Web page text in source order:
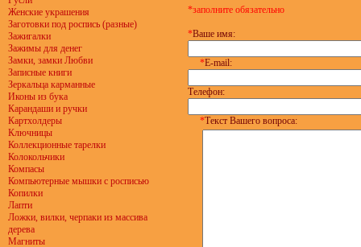
Женские украшения
Заготовки под роспись (разные)
Зажигалки
Зажимы для денег
Замки, замки Любви
Записные книги
Зеркальца карманные
Иконы из бука
Карандаши и ручки
Картхолдеры
Ключницы
Коллекционные тарелки
Колокольчики
Компасы
Компьютерные мышки с росписью
Копилки
Лапти
Ложки, вилки, черпаки из массива
дерева
Магниты
*заполните обязательно
*Ваше имя:
*E-mail:
Телефон:
*Текст Вашего вопроса: